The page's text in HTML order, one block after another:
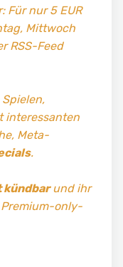
Für nur 5 EUR
Mittwoch
RSS-Feed
interessanten
Meta-
.
und ihr
only-